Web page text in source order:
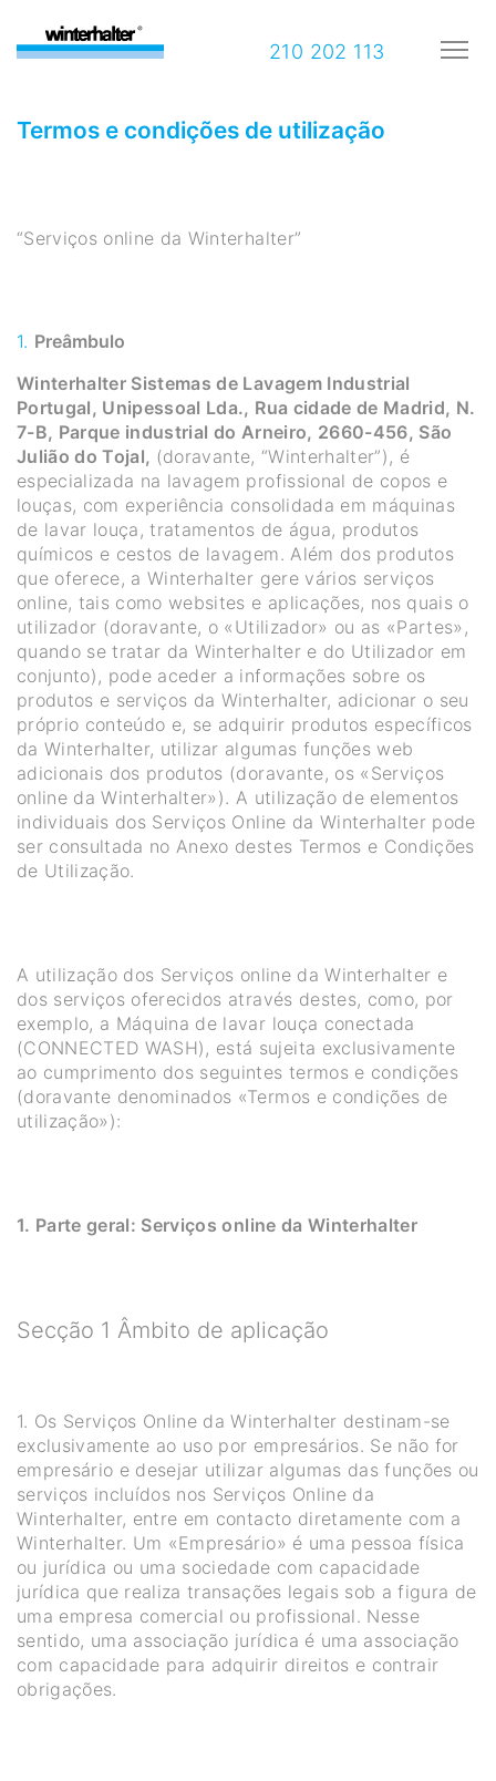
210 202 113
Termos e condições de utilização
“Serviços online da Winterhalter”
Preâmbulo
Winterhalter Sistemas de Lavagem Industrial
Portugal, Unipessoal Lda., Rua cidade de Madrid, N.
7-B, Parque industrial do Arneiro, 2660-456, São
Julião do Tojal, (doravante, “Winterhalter”), é
especializada na lavagem profissional de copos e
louças, com experiência consolidada em máquinas
de lavar louça, tratamentos de água, produtos
químicos e cestos de lavagem. Além dos produtos
que oferece, a Winterhalter gere vários serviços
online, tais como websites e aplicações, nos quais o
utilizador (doravante, o «Utilizador» ou as «Partes»,
quando se tratar da Winterhalter e do Utilizador em
conjunto), pode aceder a informações sobre os
produtos e serviços da Winterhalter, adicionar o seu
próprio conteúdo e, se adquirir produtos específicos
da Winterhalter, utilizar algumas funções web
adicionais dos produtos (doravante, os «Serviços
online da Winterhalter»). A utilização de elementos
individuais dos Serviços Online da Winterhalter pode
ser consultada no Anexo destes Termos e Condições
de Utilização.
A utilização dos Serviços online da Winterhalter e
dos serviços oferecidos através destes, como, por
exemplo, a Máquina de lavar louça conectada
(CONNECTED WASH), está sujeita exclusivamente
ao cumprimento dos seguintes termos e condições
(doravante denominados «Termos e condições de
utilização»):
1. Parte geral: Serviços online da Winterhalter
Secção 1 Âmbito de aplicação
1. Os Serviços Online da Winterhalter destinam-se
exclusivamente ao uso por empresários. Se não for
empresário e desejar utilizar algumas das funções ou
serviços incluídos nos Serviços Online da
Winterhalter, entre em contacto diretamente com a
Winterhalter. Um «Empresário» é uma pessoa física
ou jurídica ou uma sociedade com capacidade
jurídica que realiza transações legais sob a figura de
uma empresa comercial ou profissional. Nesse
sentido, uma associação jurídica é uma associação
com capacidade para adquirir direitos e contrair
obrigações.